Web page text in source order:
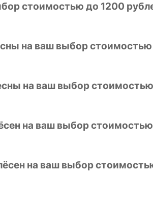
стоимостью до 1200
на ваш выбор
на ваш выбор
на ваш выбор
на ваш выбор